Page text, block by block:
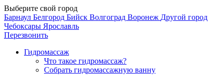
Выберите свой город
Барнаул Белгород Бийск Волгоград Воронеж Другой город
Чебоксары Ярославль
Перезвонить
Гидромассаж
Что такое гидромассаж?
Собрать гидромассажную ванну